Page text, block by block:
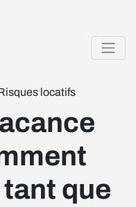
locatifs
que